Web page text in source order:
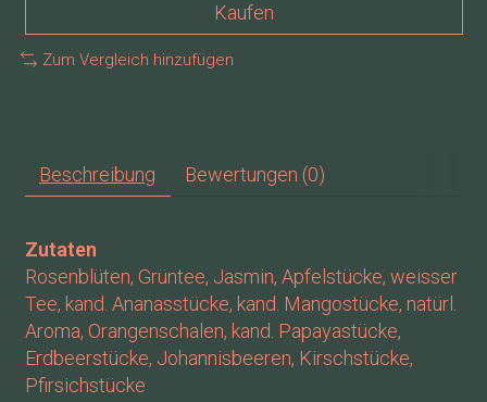
Kaufen
Zum Vergleich hinzufügen
Beschreibung Bewertungen (0)
Zutaten
Rosenblüten, Grüntee, Jasmin, Apfelstücke, weisser
Tee, kand. Ananasstücke, kand. Mangostücke, natürl.
Aroma, Orangenschalen, kand. Papayastücke,
Erdbeerstücke, Johannisbeeren, Kirschstücke,
Pfirsichstücke